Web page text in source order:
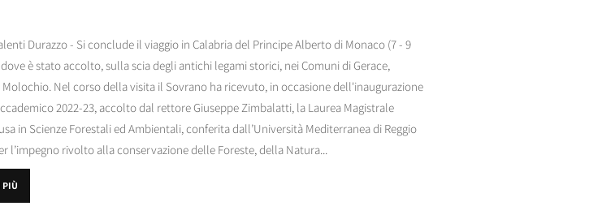
Durazzo - Si conclude il viaggio in Calabria del Principe Alberto di Monaco (7 - 9
è stato accolto, sulla scia degli antichi legami storici, nei Comuni di Gerace,
Nel corso della visita il Sovrano ha ricevuto, in occasione dell'inaugurazione
2022-23, accolto dal rettore Giuseppe Zimbalatti, la Laurea Magistrale
in Scienze Forestali ed Ambientali, conferita dall’Università Mediterranea di Reggio
l’impegno rivolto alla conservazione delle Foreste, della Natura...
PIÙ